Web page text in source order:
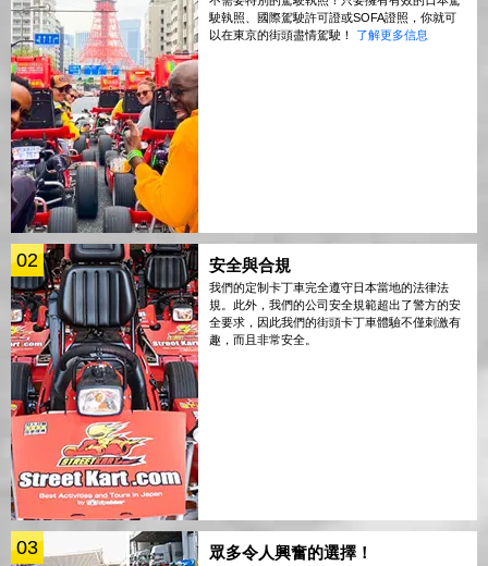
駛執照、國際駕駛許可證或SOFA證照，你就可
以在東京的街頭盡情駕駛！ 了解更多信息
02 安全與合規
我們的定制卡丁車完全遵守日本當地的法律法
規。此外，我們的公司安全規範超出了警方的安
全要求，因此我們的街頭卡丁車體驗不僅刺激有
趣，而且非常安全。
03 眾多令人興奮的選擇！